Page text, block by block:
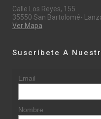
Calle Los Reyes, 155
35550 San Bartolomé-
Ver Mapa
Suscríbete A
Email
Nombre